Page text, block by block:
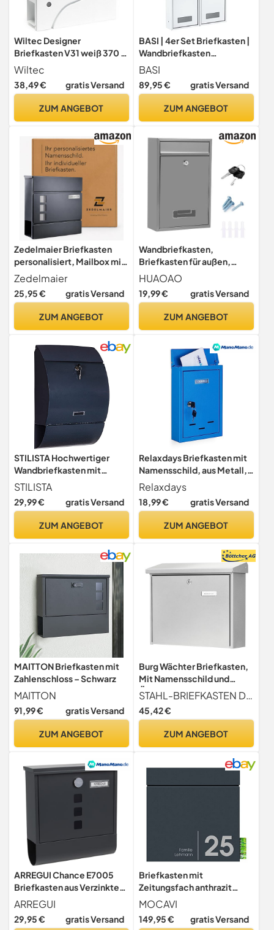
Wiltec Designer
Briefkasten V31 weiß 370 x
105 x 370 mm,
Wandbriefkasten mit
Schloss, Sichtfenstern und
aus pulverbeschichtetem
Wiltec
38,49 € gratis Versand
ZUM ANGEBOT
BASI | 4er Set Briefkasten |
Wandbriefkasten
Kompaktbriefkasten | DIN
B5 | Namensschild jeweils 2
Schlüssel |
Briefkastenanlage |
Matt | 4 Stück
BASI
89,95 € gratis Versand
ZUM ANGEBOT
Zedelmaier Briefkasten
personalisiert, Mailbox mit
Zeitungsfach, Anthrazit
Zedelmaier
25,95 € gratis Versand
ZUM ANGEBOT
Wandbriefkasten,
Briefkasten für außen,
wasserdichter
Wandpostkasten für Briefe
Stilvolle sichere Postbox
HUAOAO
19,99 € gratis Versand
ZUM ANGEBOT
STILISTA Hochwertiger
Wandbriefkasten mit
Zeitungsfach,
Pulverbeschichtung,
Designwahl - Halbrund,
STILISTA
29,99 € gratis Versand
ZUM ANGEBOT
Relaxdays Briefkasten mit
Namensschild, aus Metall,
mit 2 Schlüsseln,
Postkasten schmal, HxBxT:
30,5 x 21 x 7 cm, blau
Relaxdays
18,99 € gratis Versand
ZUM ANGEBOT
MAITTON Briefkasten mit
Zahlenschloss – Schwarz
MAITTON
91,99 € gratis Versand
ZUM ANGEBOT
Burg Wächter Briefkasten,
Mit Namensschild und
Öffnungsstopp, A4
Einwurf-Format, Inkl. 2
Schlüsseln, Verzinkter
STAHL-BRIEFKASTEN Der Briefkasten aus verzinktem Stahl ist hochwertig beschichtet und verfügt über ein Kippdach, sodass der Inhalt optimal vor Wettereinflüssen geschützt ist. Er eignet sich sowohl zur Wandmontage als auch zum Aufstellen an einem passenden Ständer (BURG-WÄCHTER Universal 150).
45,42 €
ZUM ANGEBOT
ARREGUI Chance E7005
Briefkasten aus Verzinktem
Stahl mit Zeitungsrolle,
Postkasten + Zeitungsbox,
Größe M (DIN A4)
ARREGUI
29,95 € gratis Versand
Briefkasten mit
Zeitungsfach anthrazit
MOCAVI Box 713 NF72a,
Postkasten mit
Hausnummer und Name,
MOCAVI
149,95 € gratis Versand